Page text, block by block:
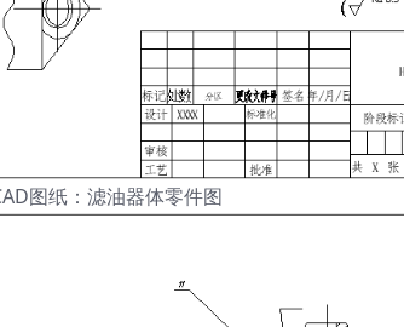
图纸：滤油器体零件图